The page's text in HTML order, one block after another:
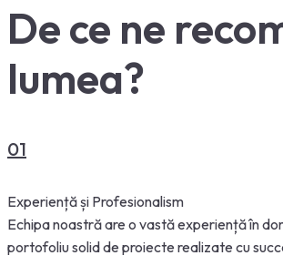
De ce ne
lumea?
01
Experiență și Profesionalism
Echipa noastră are o vastă experiență în
portofoliu solid de proiecte realizate cu